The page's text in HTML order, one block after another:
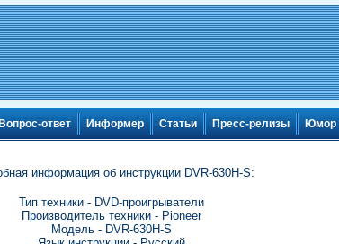
Вопрос-ответ Информер Статьи Пресс-релизы Юмор
информация об инструкции DVR-630H-S:
Тип техники - DVD-проигрыватели
Производитель техники - Pioneer
Модель - DVR-630H-S